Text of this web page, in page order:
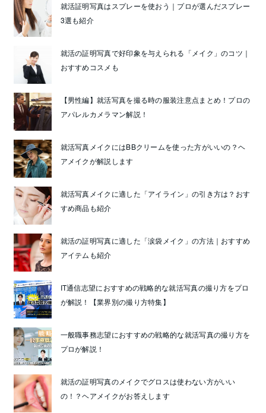
就活証明写真はスプレーを使おう｜プロが選んだスプレー
3選も紹介
就活の証明写真で好印象を与えられる「メイク」のコツ｜
おすすめコスメも
【男性編】就活写真を撮る時の服装注意点まとめ！プロの
アパレルカメラマン解説！
就活写真メイクにはBBクリームを使った方がいいの？ヘ
アメイクが解説します
就活写真メイクに適した「アイライン」の引き方は？おす
すめ商品も紹介
就活の証明写真に適した「涙袋メイク」の方法｜おすすめ
アイテムも紹介
IT通信志望におすすめの戦略的な就活写真の撮り方をプロ
が解説！【業界別の撮り方特集】
一般職事務志望におすすめの戦略的な就活写真の撮り方を
プロが解説！
就活の証明写真のメイクでグロスは使わない方がいい
の！？ヘアメイクがお答えします